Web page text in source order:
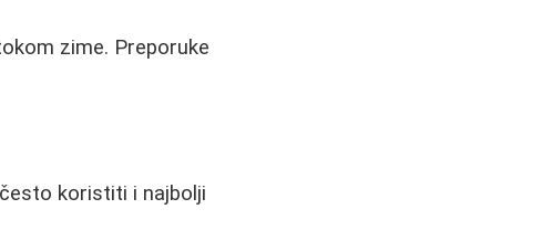
zime. Preporuke
koristiti i najbolji